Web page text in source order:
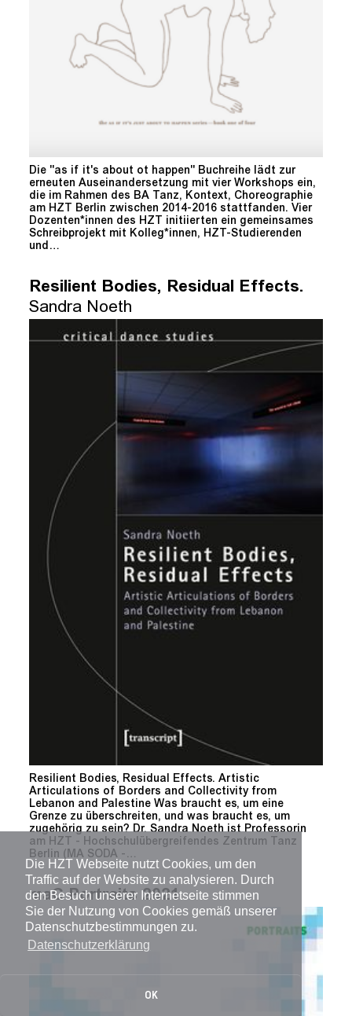
Die HZT Webseite nutzt Cookies, um den
Traffic auf der Website zu analysieren. Durch
den Besuch unserer Internetseite stimmen
Sie der Nutzung von Cookies gemäß unserer
Datenschutzbestimmungen zu.
Datenschutzerklärung
OK
Die "as if it's about ot happen" Buchreihe lädt zur
erneuten Auseinandersetzung mit vier Workshops ein,
die im Rahmen des BA Tanz, Kontext, Choreographie
am HZT Berlin zwischen 2014-2016 stattfanden. Vier
Dozenten*innen des HZT initiierten ein gemeinsames
Schreibprojekt mit Kolleg*innen, HZT-Studierenden
und…
Resilient Bodies, Residual Effects.
Sandra Noeth
Resilient Bodies, Residual Effects. Artistic
Articulations of Borders and Collectivity from
Lebanon and Palestine Was braucht es, um eine
Grenze zu überschreiten, und was braucht es, um
zugehörig zu sein? Dr. Sandra Noeth ist Professorin
am HZT - Hochschulübergreifendes Zentrum Tanz
Berlin (MA SODA -…
maC Portraits 2021